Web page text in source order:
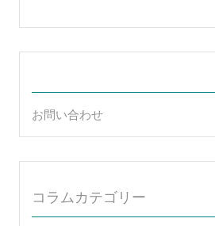
お問い合わせ
コラムカテゴリー